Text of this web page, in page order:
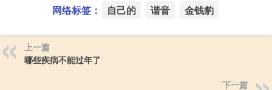
网络标签： 自己的 谐音 金钱豹
上一篇
哪些疾病不能过年了
下一篇